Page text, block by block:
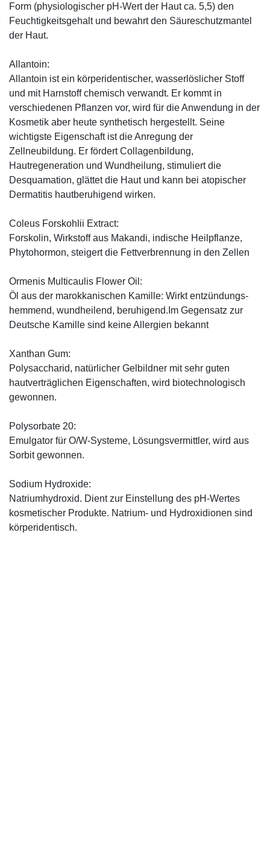
Form (physiologischer pH-Wert der Haut ca. 5,5) den
Feuchtigkeitsgehalt und bewahrt den Säureschutzmantel
der Haut.
Allantoin:
Allantoin ist ein körperidentischer, wasserlöslicher Stoff
und mit Harnstoff chemisch verwandt. Er kommt in
verschiedenen Pflanzen vor, wird für die Anwendung in der
Kosmetik aber heute synthetisch hergestellt. Seine
wichtigste Eigenschaft ist die Anregung der
Zellneubildung. Er fördert Collagenbildung,
Hautregeneration und Wundheilung, stimuliert die
Desquamation, glättet die Haut und kann bei atopischer
Dermatitis hautberuhigend wirken.
Coleus Forskohlii Extract:
Forskolin, Wirkstoff aus Makandi, indische Heilpflanze,
Phytohormon, steigert die Fettverbrennung in den Zellen
Ormenis Multicaulis Flower Oil:
Öl aus der marokkanischen Kamille: Wirkt entzündungs-
hemmend, wundheilend, beruhigend.Im Gegensatz zur
Deutsche Kamille sind keine Allergien bekannt
Xanthan Gum:
Polysaccharid, natürlicher Gelbildner mit sehr guten
hautverträglichen Eigenschaften, wird biotechnologisch
gewonnen.
Polysorbate 20:
Emulgator für O/W-Systeme, Lösungsvermittler, wird aus
Sorbit gewonnen.
Sodium Hydroxide:
Natriumhydroxid. Dient zur Einstellung des pH-Wertes
kosmetischer Produkte. Natrium- und Hydroxidionen sind
körperidentisch.